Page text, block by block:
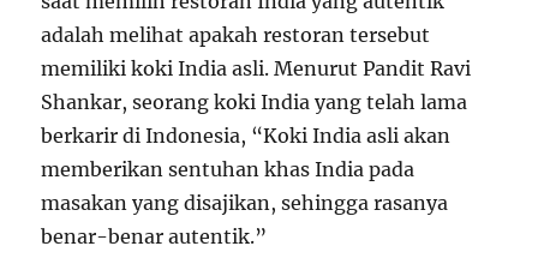
adalah melihat apakah restoran tersebut
memiliki koki India asli. Menurut Pandit Ravi
Shankar, seorang koki India yang telah lama
berkarir di Indonesia, “Koki India asli akan
memberikan sentuhan khas India pada
masakan yang disajikan, sehingga rasanya
benar-benar autentik.”